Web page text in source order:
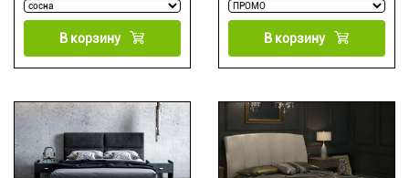
В корзину В корзину